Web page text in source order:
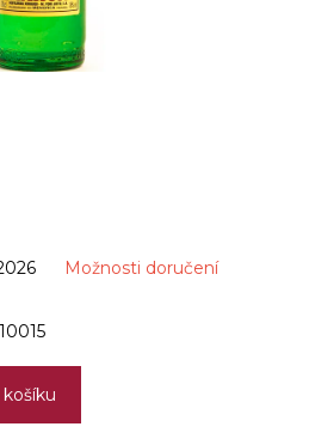
Možnosti doručení